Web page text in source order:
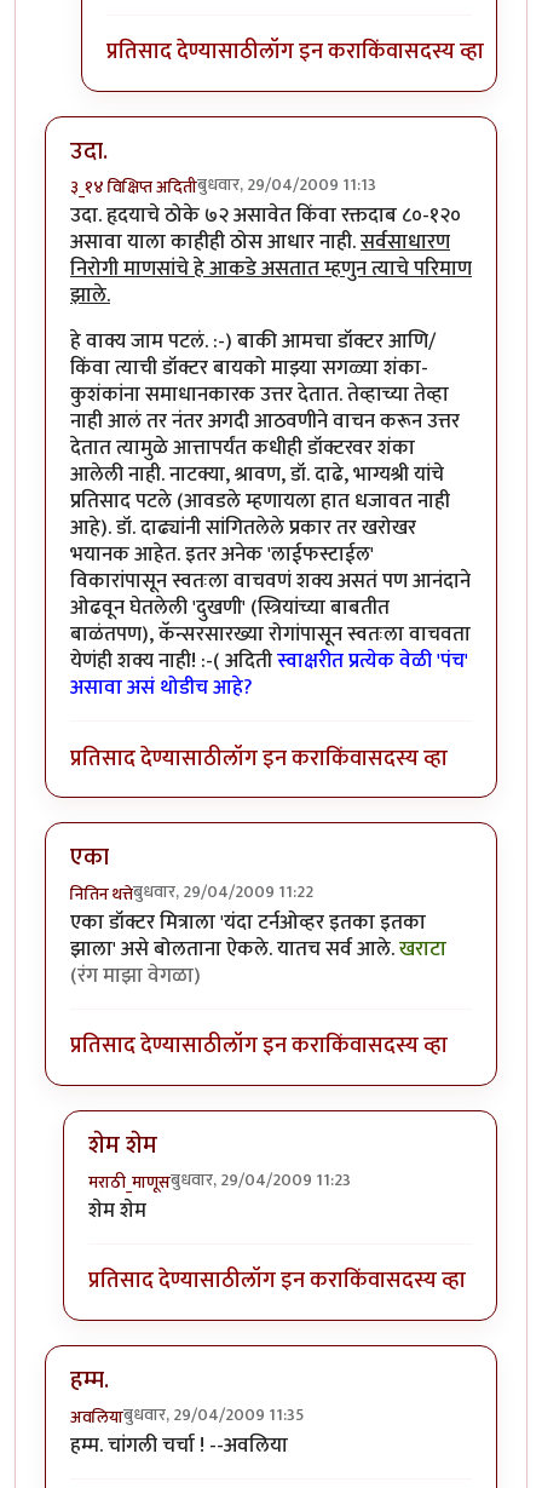
प्रतिसाद देण्यासाठीलॉग इन कराकिंवासदस्य व्हा
उदा.
३_१४ विक्षिप्त अदितीबुधवार, 29/04/2009 11:13
उदा. हृदयाचे ठोके ७२ असावेत किंवा रक्तदाब ८०-१२०
असावा याला काहीही ठोस आधार नाही.सर्वसाधारण
निरोगी माणसांचे हे आकडे असतात म्हणुन त्याचे परिमाण
झाले.
हे वाक्य जाम पटलं. :-) बाकी आमचा डॉक्टर आणि/
किंवा त्याची डॉक्टर बायको माझ्या सगळ्या शंका-
कुशंकांना समाधानकारक उत्तर देतात. तेव्हाच्या तेव्हा
नाही आलं तर नंतर अगदी आठवणीने वाचन करून उत्तर
देतात त्यामुळे आत्तापर्यंत कधीही डॉक्टरवर शंका
आलेली नाही. नाटक्या, श्रावण, डॉ. दाढे, भाग्यश्री यांचे
प्रतिसाद पटले (आवडले म्हणायला हात धजावत नाही
आहे). डॉ. दाढ्यांनी सांगितलेले प्रकार तर खरोखर
भयानक आहेत. इतर अनेक 'लाईफस्टाईल'
विकारांपासून स्वतःला वाचवणं शक्य असतं पण आनंदाने
ओढवून घेतलेली 'दुखणी' (स्त्रियांच्या बाबतीत
बाळंतपण), कॅन्सरसारख्या रोगांपासून स्वतःला वाचवता
येणंही शक्य नाही! :-( अदितीस्वाक्षरीत प्रत्येक वेळी 'पंच'
असावा असं थोडीच आहे?
प्रतिसाद देण्यासाठीलॉग इन कराकिंवासदस्य व्हा
एका
नितिन थत्तेबुधवार, 29/04/2009 11:22
एका डॉक्टर मित्राला 'यंदा टर्नओव्हर इतका इतका
झाला' असे बोलताना ऐकले. यातच सर्व आले.खराटा
(रंग माझा वेगळा)
प्रतिसाद देण्यासाठीलॉग इन कराकिंवासदस्य व्हा
शेम शेम
मराठी_माणूसबुधवार, 29/04/2009 11:23
In reply to
शेम शेम
प्रतिसाद देण्यासाठीलॉग इन कराकिंवासदस्य व्हा
हम्म.
अवलियाबुधवार, 29/04/2009 11:35
हम्म. चांगली चर्चा ! --अवलिया